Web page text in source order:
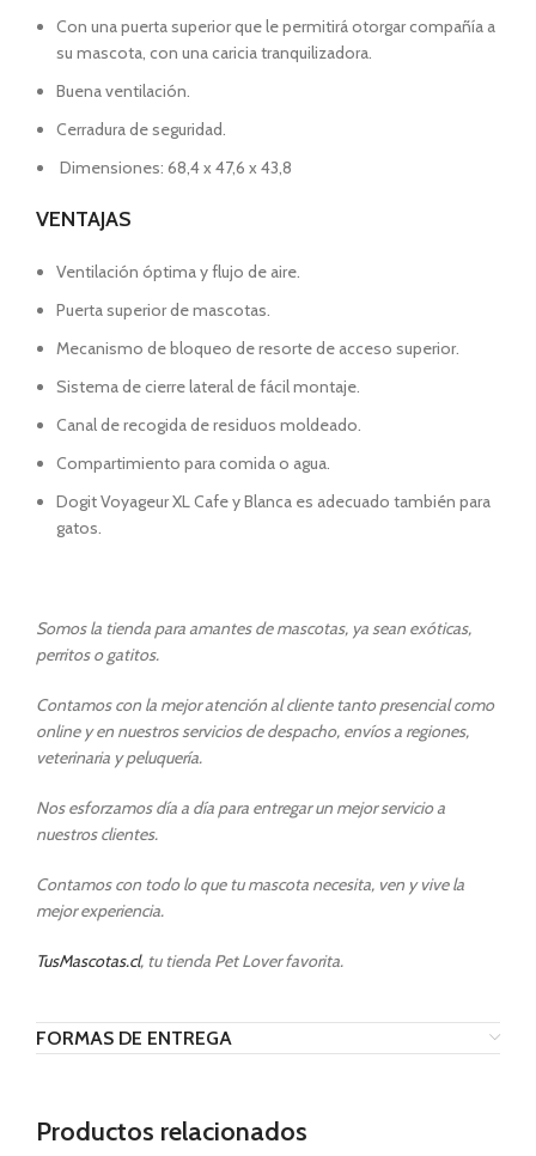
Con una puerta superior que le permitirá otorgar compañía a
su mascota, con una caricia tranquilizadora.
Buena ventilación.
Cerradura de seguridad.
Dimensiones: 68,4 x 47,6 x 43,8
VENTAJAS
Ventilación óptima y flujo de aire.
Puerta superior de mascotas.
Mecanismo de bloqueo de resorte de acceso superior.
Sistema de cierre lateral de fácil montaje.
Canal de recogida de residuos moldeado.
Compartimiento para comida o agua.
Dogit Voyageur XL Cafe y Blanca es adecuado también para
gatos.
Somos la tienda para amantes de mascotas, ya sean exóticas,
perritos o gatitos.
Contamos con la mejor atención al cliente tanto presencial como
online y en nuestros servicios de despacho, envíos a regiones,
veterinaria y peluquería.
Nos esforzamos día a día para entregar un mejor servicio a
nuestros clientes.
Contamos con todo lo que tu mascota necesita, ven y vive la
mejor experiencia.
TusMascotas.cl, tu tienda Pet Lover favorita.
FORMAS DE ENTREGA
Productos relacionados